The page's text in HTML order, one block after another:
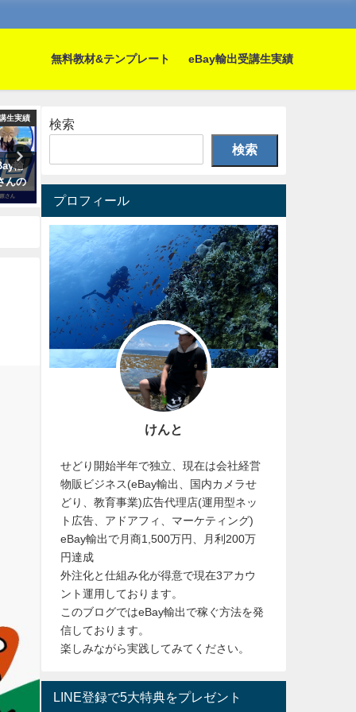
無料教材&テンプレート eBay輸出受講生実績
生実績
輸
んの
【受講生対談】eBay輸出で月利
【受講生対談】eBay輸出開
検索
検索
プロフィール
けんと
せどり開始半年で独立、現在は会社経営
物販ビジネス(eBay輸出、国内カメラせ
どり、教育事業)広告代理店(運用型ネッ
ト広告、アドアフィ、マーケティング)
eBay輸出で月商1,500万円、月利200万
円達成
外注化と仕組み化が得意で現在3アカウ
ント運用しております。
このブログではeBay輸出で稼ぐ方法を発
信しております。
楽しみながら実践してみてください。
LINE登録で5大特典をプレゼント